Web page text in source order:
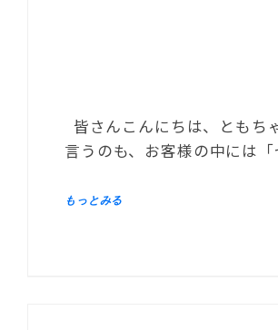
皆さんこんにちは、とも
言うのも、お客様の中には